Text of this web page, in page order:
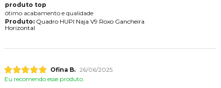
produto top
ótimo acabamento e qualidade
Produto:Quadro HUPI Naja V9 Roxo Gancheira
Horizontal
Ofina B. 26/06/2025
Eu recomendo esse produto.